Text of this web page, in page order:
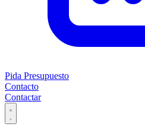
Pida Presupuesto
Contacto
Contactar